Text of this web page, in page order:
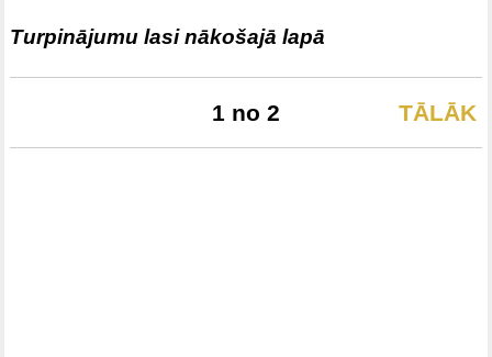
Turpinājumu lasi nākošajā lapā
TĀLĀK
1 no 2